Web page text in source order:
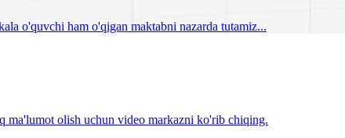
o'quvchi ham o'qigan maktabni nazarda tutamiz...
ma'lumot olish uchun video markazni ko'rib chiqing.